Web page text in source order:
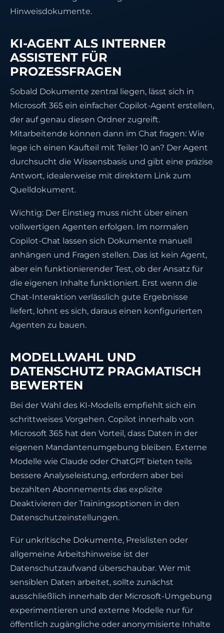
Hinweisdokumente.
KI-AGENT ALS INTERNER
ASSISTENT FÜR
PROZESSFRAGEN
Sobald Dokumente zentral liegen, lässt sich in
Microsoft 365 ein einfacher Copilot-Agent erstellen,
der auf genau diesen Ordner zugreift.
Mitarbeitende können dann im Chat fragen: Wie
lege ich einen Kaufteil mit Teiler 10 an? Der Agent
durchsucht die Wissensbasis und gibt eine präzise
Antwort, idealerweise mit direktem Link zum
Quelldokument.
Wichtig: Der Einstieg muss nicht über einen
vollwertigen Agenten erfolgen. Im normalen
Copilot-Chat lassen sich Dokumente manuell
anhängen und Fragen stellen. Das ist kein Agent,
aber ein funktionierender Test, ob der Ansatz für
die eigenen Inhalte funktioniert. Erst wenn die
Chat-Interaktion verlässlich gute Ergebnisse
liefert, lohnt es sich, daraus einen konfigurierten
Agenten zu bauen.
MODELLWAHL UND
DATENSCHUTZ PRAGMATISCH
BEWERTEN
Bei der Wahl des KI-Modells empfiehlt sich ein
schrittweises Vorgehen. Copilot innerhalb von
Microsoft 365 hat den Vorteil, dass Daten in der
eigenen Mandantenumgebung bleiben. Externe
Modelle wie Claude oder ChatGPT bieten teils
bessere Analyseleistung, erfordern aber bei
bezahlten Abonnements das explizite
Deaktivieren der Trainingsoptionen in den
Datenschutzeinstellungen.
Für unkritische Dokumente, Preislisten oder
allgemeine Arbeitshinweise ist der
Datenschutzaufwand überschaubar. Wer mit
sensiblen Daten arbeitet, sollte zunächst
ausschließlich innerhalb der Microsoft-Umgebung
experimentieren und externe Modelle nur für
öffentlich zugängliche oder anonymisierte Inhalte